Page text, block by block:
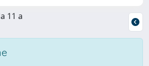
11 a